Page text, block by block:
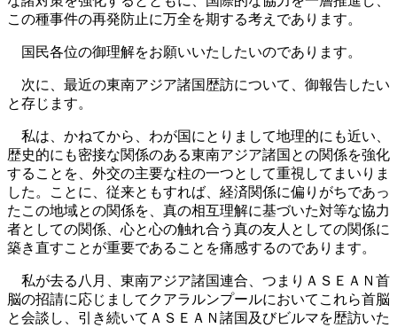
この種事件の再発防止に万全を期する考えであります。
国民各位の御理解をお願いいたしたいのであります。
次に、最近の東南アジア諸国歴訪について、御報告したい
と存じます。
私は、かねてから、わが国にとりまして地理的にも近い、
歴史的にも密接な関係のある東南アジア諸国との関係を強化
することを、外交の主要な柱の一つとして重視してまいりま
した。ことに、従来ともすれば、経済関係に偏りがちであっ
たこの地域との関係を、真の相互理解に基づいた対等な協力
者としての関係、心と心の触れ合う真の友人としての関係に
築き直すことが重要であることを痛感するのであります。
私が去る八月、東南アジア諸国連合、つまりＡＳＥＡＮ首
脳の招請に応じましてクアラルンプールにおいてこれら首脳
と会談し、引き続いてＡＳＥＡＮ諸国及びビルマを歴訪いた